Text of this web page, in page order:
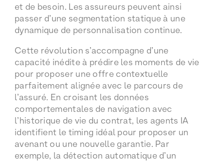
et de besoin. Les assureurs peuvent ainsi
passer d’une segmentation statique à une
dynamique de personnalisation continue.
Cette révolution s’accompagne d’une
capacité inédite à prédire les moments de vie
pour proposer une offre contextuelle
parfaitement alignée avec le parcours de
l’assuré. En croisant les données
comportementales de navigation avec
l’historique de vie du contrat, les agents IA
identifient le timing idéal pour proposer un
avenant ou une nouvelle garantie. Par
exemple, la détection automatique d’un